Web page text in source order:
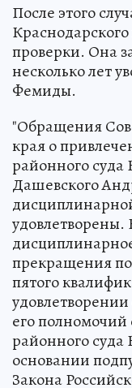
После этого
проверки. Она
несколько лет
Фемиды.
"Обращения
края о
районного суда
Дашевского
прекращения
пятого
его полномочий
районного суда
основании
Закона